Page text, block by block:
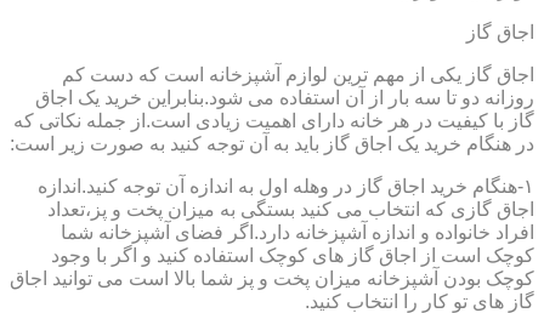
اجاق گاز
اجاق گاز یکی از مهم ترین لوازم آشپزخانه است که دست کم
روزانه دو تا سه بار از آن استفاده می شود.بنابراین خرید یک اجاق
گاز با کیفیت در هر خانه دارای اهمیت زیادی است.از جمله نکاتی که
در هنگام خرید یک اجاق گاز باید به آن توجه کنید به صورت زیر است:
۱-هنگام خرید اجاق گاز در وهله اول به اندازه آن توجه کنید.اندازه
اجاق گازی که انتخاب می کنید بستگی به میزان پخت و پز،تعداد
افراد خانواده و اندازه آشپزخانه دارد.اگر فضای آشپزخانه شما
کوچک است از اجاق گاز های کوچک استفاده کنید و اگر با وجود
کوچک بودن آشپزخانه میزان پخت و پز شما بالا است می توانید اجاق
گاز های تو کار را انتخاب کنید.